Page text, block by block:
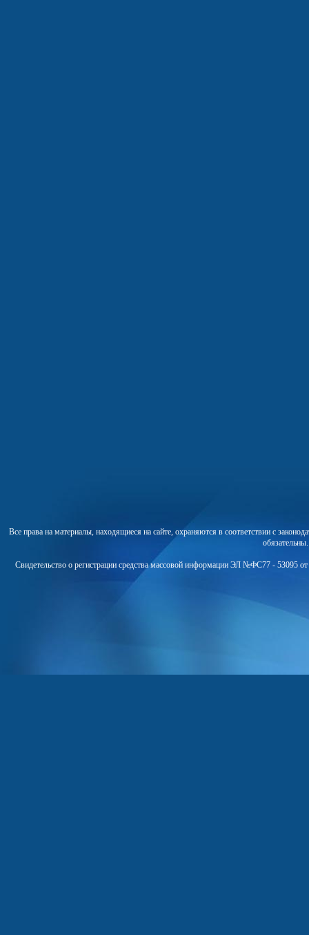
Все права на материалы, находящиеся на сайте, охраняются в соответствии с
Свидетельство о регистрации средства массовой информации ЭЛ №ФС77 - 53095